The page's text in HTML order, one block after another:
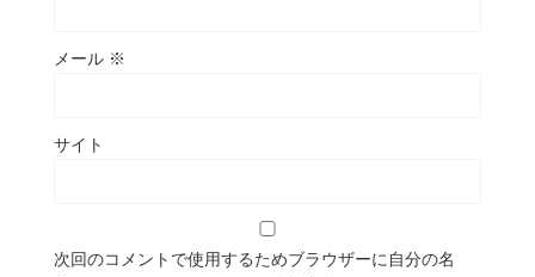
メール ※
サイト
次回のコメントで使用するためブラウザーに自分の名